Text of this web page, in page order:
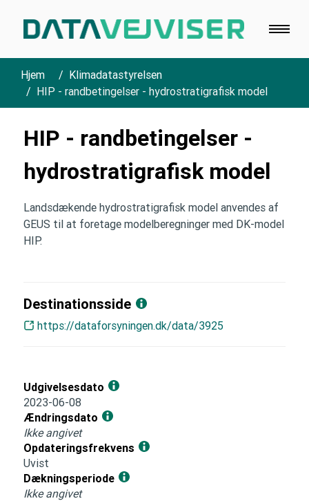
Hjem
Klimadatastyrelsen
HIP - randbetingelser - hydrostratigrafisk model
HIP - randbetingelser -
hydrostratigrafisk model
Landsdækende hydrostratigrafisk model anvendes af
GEUS til at foretage modelberegninger med DK-model
HIP.
Destinationsside
https://dataforsyningen.dk/data/3925
Udgivelsesdato
2023-06-08
Ændringsdato
Ikke angivet
Opdateringsfrekvens
Uvist
Dækningsperiode
Ikke angivet